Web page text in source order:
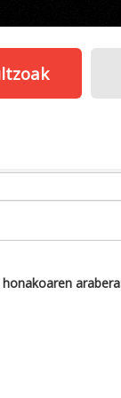
arabera